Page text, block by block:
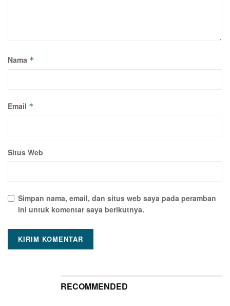
Nama *
Email *
Situs Web
Simpan nama, email, dan situs web saya pada peramban
ini untuk komentar saya berikutnya.
RECOMMENDED